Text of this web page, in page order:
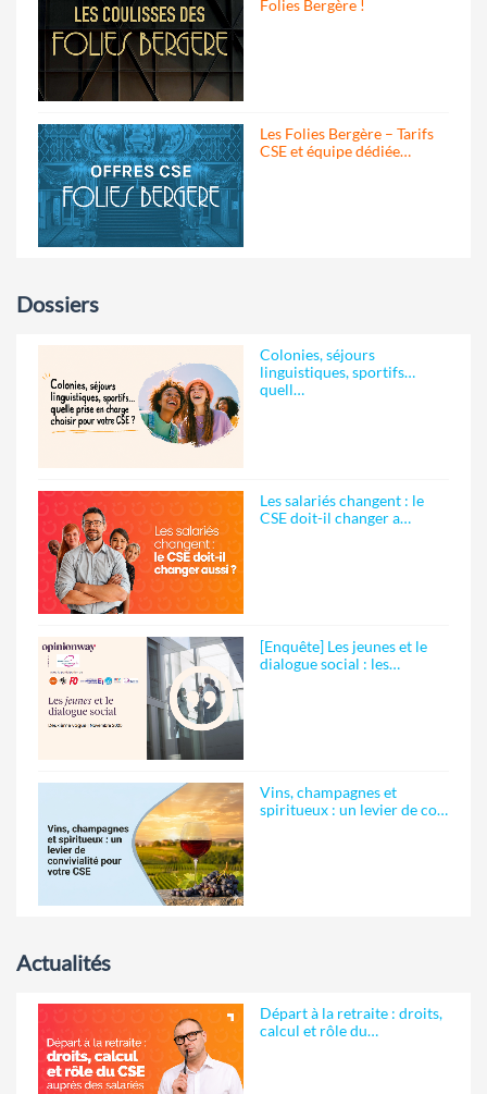
Folies Bergère !
Les Folies Bergère – Tarifs
CSE et équipe dédiée…
Dossiers
Colonies, séjours
linguistiques, sportifs…
quell…
Les salariés changent : le
CSE doit-il changer a…
[Enquête] Les jeunes et le
dialogue social : les…
Vins, champagnes et
spiritueux : un levier de co…
Actualités
Départ à la retraite : droits,
calcul et rôle du…